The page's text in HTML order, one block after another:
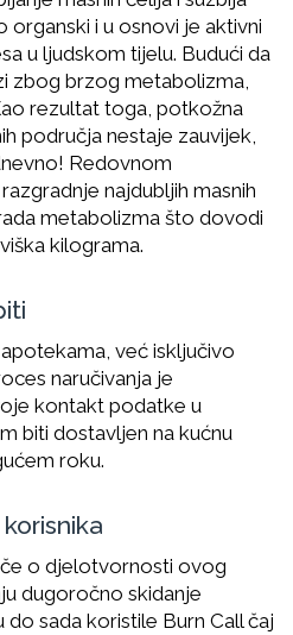
i u osnovi je aktivni
u ljudskom tijelu. Budući da
zbog brzog metabolizma,
rezultat toga, potkožna
područja nestaje zauvijek,
Redovnom
najdubljih masnih
metabolizma što dovodi
kilograma.
već isključivo
naručivanja je
kontakt podatke u
biti dostavljen na kućnu
roku.
o djelotvornosti ovog
dugoročno skidanje
sada koristile Burn Call čaj